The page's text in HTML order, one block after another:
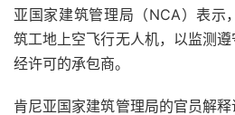
亚国家建筑管理局（NCA）表示
筑工地上空飞行无人机，以监测
经许可的承包商。
肯尼亚国家建筑管理局的官员解